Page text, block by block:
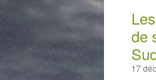
de
17